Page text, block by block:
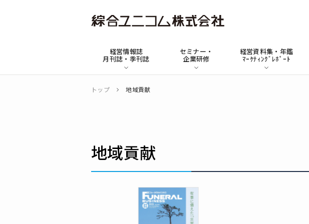
ム
経営情報誌
月刊誌・季刊誌
セミナー・
企業研修
経営資料集・年鑑
ﾏｰｹﾃｨﾝｸﾞﾚﾎﾟｰﾄ
トップ 地域貢献
地域貢献